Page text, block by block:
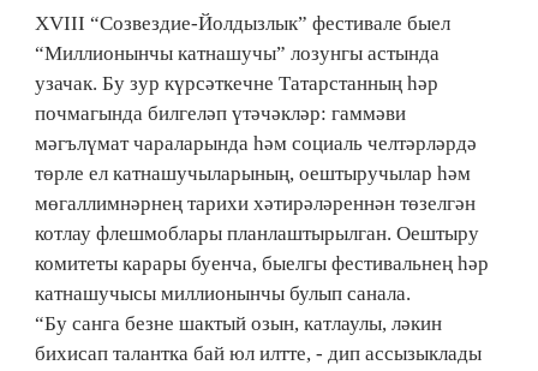
XVIII “Созвездие-Йолдызлык” фестивале быел
“Миллионынчы катнашучы” лозунгы астында
узачак. Бу зур күрсәткечне Татарстанның һәр
почмагында билгеләп үтәчәкләр: гаммәви
мәгълүмат чараларында һәм социаль челтәрләрдә
төрле ел катнашучыларының, оештыручылар һәм
мөгаллимнәрнең тарихи хәтирәләреннән төзелгән
котлау флешмоблары планлаштырылган. Оештыру
комитеты карары буенча, быелгы фестивальнең һәр
катнашучысы миллионынчы булып санала.
“Бу санга безне шактый озын, катлаулы, ләкин
бихисап талантка бай юл илтте, - дип ассызыклады